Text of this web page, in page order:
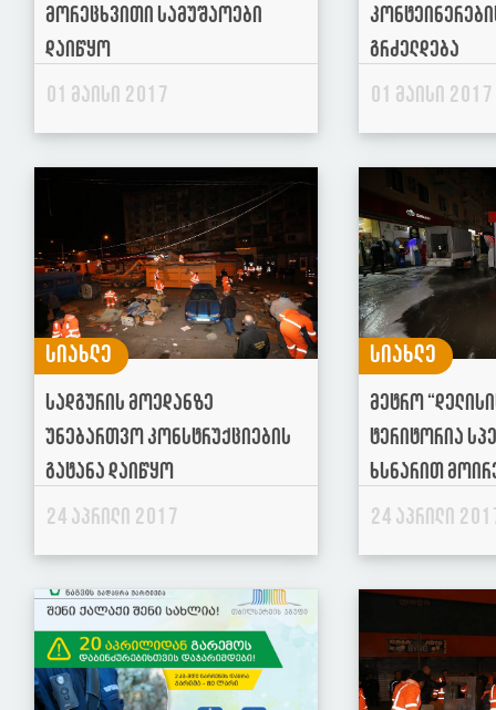
მორეცხვითი სამუშაოები
დაიწყო
01 მაისი 2017
გრძელდება
01 მაისი 2017
სიახლე
სადგურის მოედანზე
უნებართვო კონსტრუქციების
გატანა დაიწყო
24 აპრილი 2017
სიახლე
მეტრო
ტერიტორია
ხსნარით
24 აპრილი